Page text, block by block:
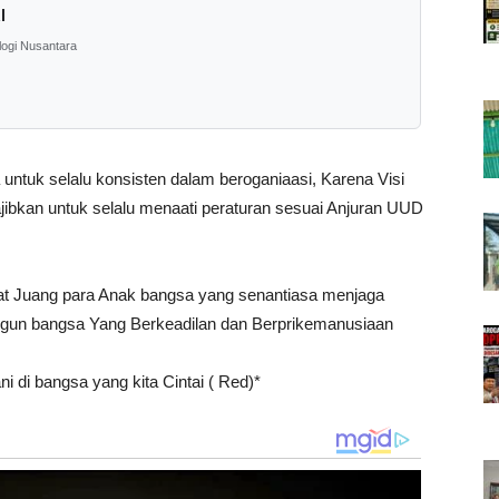
Nusantara
selalu konsisten dalam beroganiaasi, Karena Visi
untuk selalu menaati peraturan sesuai Anjuran UUD
para Anak bangsa yang senantiasa menjaga
bangsa Yang Berkeadilan dan Berprikemanusiaan
di bangsa yang kita Cintai ( Red)*